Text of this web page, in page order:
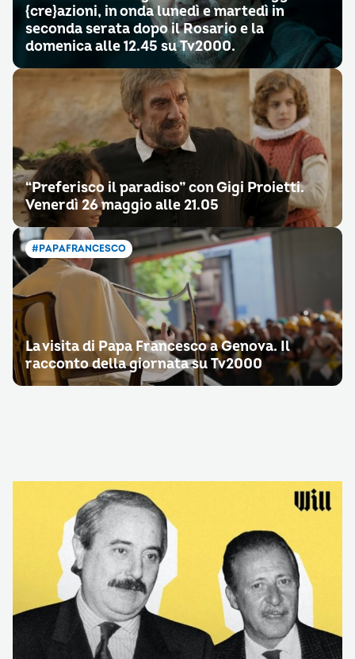
{cre}azioni, in onda lunedì e martedì in
seconda serata dopo il Rosario e la
domenica alle 12.45 su Tv2000.
“Preferisco il paradiso” con Gigi Proietti.
Venerdì 26 maggio alle 21.05
#PAPAFRANCESCO
La visita di Papa Francesco a Genova. Il
racconto della giornata su Tv2000